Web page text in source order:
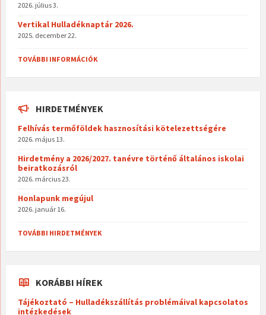
2026. július 3.
Vertikal Hulladéknaptár 2026.
2025. december 22.
TOVÁBBI INFORMÁCIÓK
HIRDETMÉNYEK
Felhívás termőföldek hasznosítási kötelezettségére
2026. május 13.
Hirdetmény a 2026/2027. tanévre történő általános iskolai
beiratkozásról
2026. március 23.
Honlapunk megújul
2026. január 16.
TOVÁBBI HIRDETMÉNYEK
KORÁBBI HÍREK
Tájékoztató – Hulladékszállítás problémáival kapcsolatos
intézkedések